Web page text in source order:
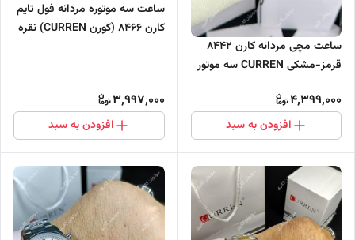
ساعت مچی مردانه کارن 8442
قرمز-مشکی CURREN سه موتور
4,399,000
افزودن به سبد
ساعت سه موتوره مردانه فول تایم
کارن 8466 (کورن CURREN) نقره
3,997,000
افزودن به سبد